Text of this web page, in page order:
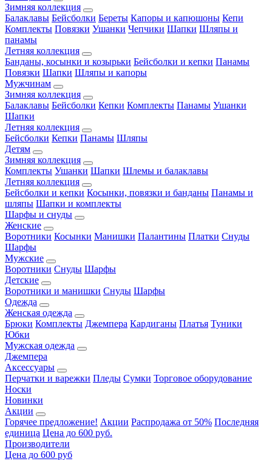
Зимняя коллекция
Балаклавы Бейсболки Береты Капоры и капюшоны Кепи
Комплекты Повязки Ушанки Чепчики Шапки Шляпы и
панамы
Летняя коллекция
Банданы, косынки и козырьки Бейсболки и кепки Панамы
Повязки Шапки Шляпы и капоры
Мужчинам
Зимняя коллекция
Балаклавы Бейсболки Кепки Комплекты Панамы Ушанки
Шапки
Летняя коллекция
Бейсболки Кепки Панамы Шляпы
Детям
Зимняя коллекция
Комплекты Ушанки Шапки Шлемы и балаклавы
Летняя коллекция
Бейсболки и кепки Косынки, повязки и банданы Панамы и
шляпы Шапки и комплекты
Шарфы и снуды
Женские
Воротники Косынки Манишки Палантины Платки Снуды
Шарфы
Мужские
Воротники Снуды Шарфы
Детские
Воротники и манишки Снуды Шарфы
Одежда
Женская одежда
Брюки Комплекты Джемпера Кардиганы Платья Туники
Юбки
Мужская одежда
Джемпера
Аксессуары
Перчатки и варежки Пледы Сумки Торговое оборудование
Носки
Новинки
Акции
Горячее предложение! Акции Распродажа от 50% Последняя
единица Цена до 600 руб.
Производители
Цена до 600 руб